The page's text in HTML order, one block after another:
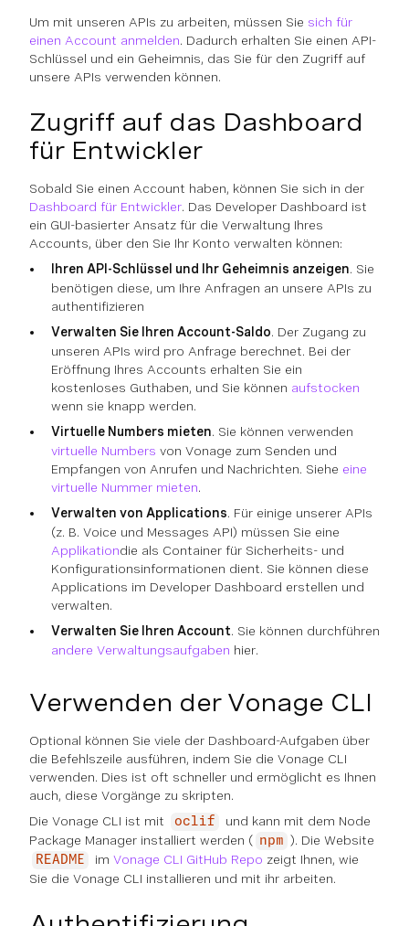
Um mit unseren APIs zu arbeiten, müssen Sie sich für
einen Account anmelden. Dadurch erhalten Sie einen API-
Schlüssel und ein Geheimnis, das Sie für den Zugriff auf
unsere APIs verwenden können.
Zugriff auf das Dashboard
für Entwickler
Sobald Sie einen Account haben, können Sie sich in der
Dashboard für Entwickler. Das Developer Dashboard ist
ein GUI-basierter Ansatz für die Verwaltung Ihres
Accounts, über den Sie Ihr Konto verwalten können:
Ihren API-Schlüssel und Ihr Geheimnis anzeigen. Sie
benötigen diese, um Ihre Anfragen an unsere APIs zu
authentifizieren
Verwalten Sie Ihren Account-Saldo. Der Zugang zu
unseren APIs wird pro Anfrage berechnet. Bei der
Eröffnung Ihres Accounts erhalten Sie ein
kostenloses Guthaben, und Sie können aufstocken
wenn sie knapp werden.
Virtuelle Numbers mieten. Sie können verwenden
virtuelle Numbers von Vonage zum Senden und
Empfangen von Anrufen und Nachrichten. Siehe eine
virtuelle Nummer mieten.
Verwalten von Applications. Für einige unserer APIs
(z. B. Voice und Messages API) müssen Sie eine
Applikationdie als Container für Sicherheits- und
Konfigurationsinformationen dient. Sie können diese
Applications im Developer Dashboard erstellen und
verwalten.
Verwalten Sie Ihren Account. Sie können durchführen
andere Verwaltungsaufgaben hier.
Verwenden der Vonage CLI
Optional können Sie viele der Dashboard-Aufgaben über
die Befehlszeile ausführen, indem Sie die Vonage CLI
verwenden. Dies ist oft schneller und ermöglicht es Ihnen
auch, diese Vorgänge zu skripten.
Die Vonage CLI ist mit
oclif
und kann mit dem Node
Package Manager installiert werden ( npm ). Die Website
README im Vonage CLI GitHub Repo zeigt Ihnen, wie
Sie die Vonage CLI installieren und mit ihr arbeiten.